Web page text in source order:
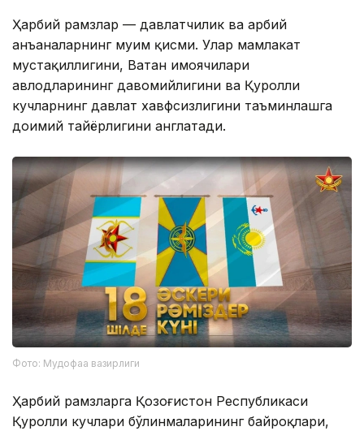
Ҳарбий рамзлар — давлатчилик ва ҳарбий
анъаналарнинг муҳим қисми. Улар мамлакат
мустақиллигини, Ватан ҳимоячилари
авлодларининг давомийлигини ва Қуролли
кучларнинг давлат хавфсизлигини таъминлашга
доимий тайёрлигини англатади.
Фото: Мудофаа вазирлиги
Ҳарбий рамзларга Қозоғистон Республикаси
Қуролли кучлари бўлинмаларининг байроқлари,